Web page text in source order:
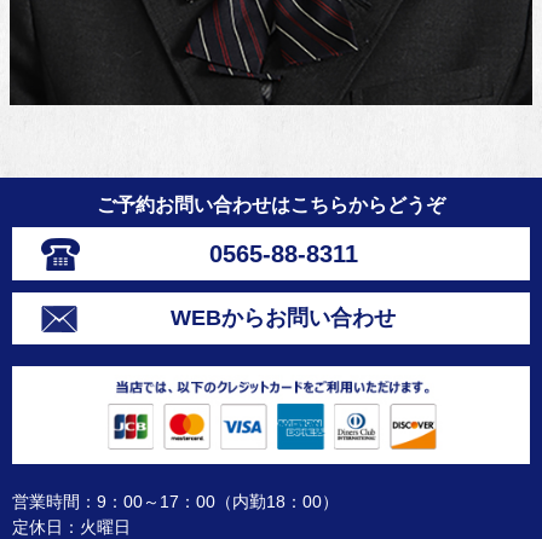
ご予約お問い合わせはこちらからどうぞ
0565-88-8311
WEBからお問い合わせ
営業時間：9：00～17：00（内勤18：00）
定休日：火曜日